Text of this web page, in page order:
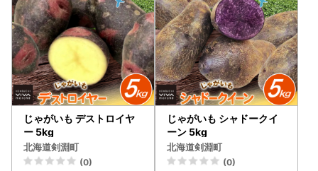
じゃがいも デストロイヤ
ー 5kg
北海道剣淵町
(0)
じゃがいも シャドークイ
ーン 5kg
北海道剣淵町
(0)